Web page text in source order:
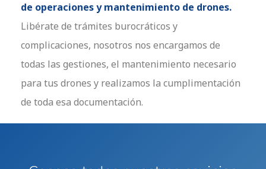
de operaciones y mantenimiento de drones.
Libérate de trámites burocráticos y
complicaciones, nosotros nos encargamos de
todas las gestiones, el mantenimiento necesario
para tus drones y realizamos la cumplimentación
de toda esa documentación.